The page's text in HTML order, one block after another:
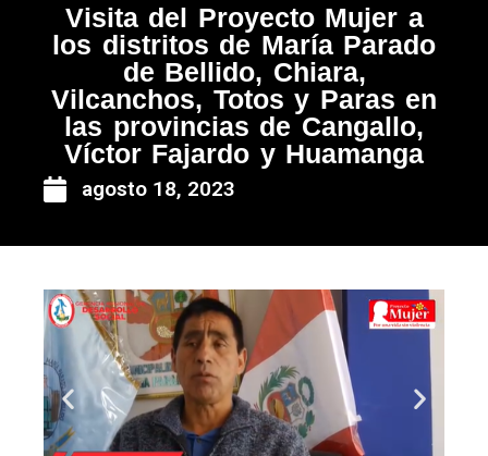
Visita del Proyecto Mujer a
los distritos de María Parado
de Bellido, Chiara,
Vilcanchos, Totos y Paras en
las provincias de Cangallo,
Víctor Fajardo y Huamanga
agosto 18, 2023
Anterior